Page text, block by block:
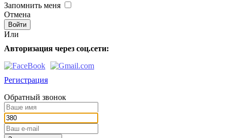
Запомнить меня
Отмена
Или
Авторизация через соц.сети:
Регистрация
Обратный звонок